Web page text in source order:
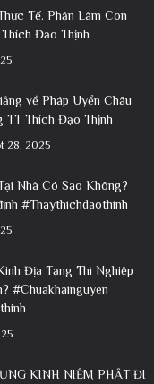
Tế. Phận Làm Con
Đạo Thịnh
về Pháp Uyển Châu
TT Thích Đạo Thịnh
28, 2025
Nhà Có Sao Không?
#Thaythichdaothinh
Địa Tạng Thì Nghiệp
#Chuakhainguyen
KINH NIỆM PHẬT ĐI